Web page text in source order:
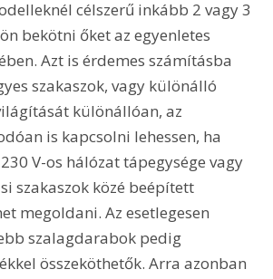
célszerű inkább 2 vagy 3
bekötni őket az egyenletes
Azt is érdemes számításba
szakaszok, vagy különálló
különállóan, az
is kapcsolni lehessen, ha
V-os hálózat tápegysége vagy
szakaszok közé beépített
megoldani. Az esetlegesen
szalagdarabok pedig
összeköthetők. Arra azonban